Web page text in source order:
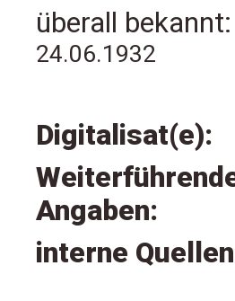
überall
24.06.1932
Digitalisat(e):
Angaben:
interne